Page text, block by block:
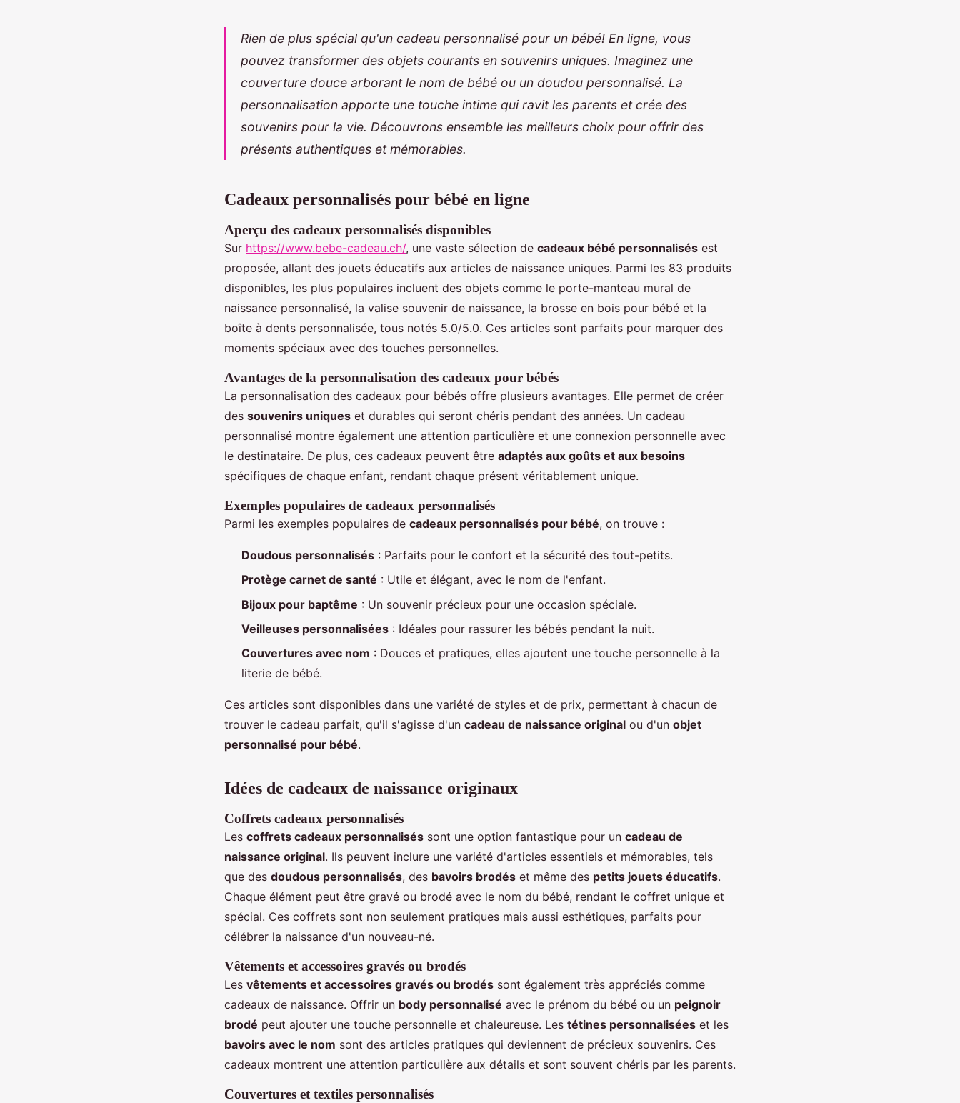
Rien de plus spécial qu'un cadeau personnalisé pour un bébé! En ligne, vous
pouvez transformer des objets courants en souvenirs uniques. Imaginez une
couverture douce arborant le nom de bébé ou un doudou personnalisé. La
personnalisation apporte une touche intime qui ravit les parents et crée des
souvenirs pour la vie. Découvrons ensemble les meilleurs choix pour offrir des
présents authentiques et mémorables.
Cadeaux personnalisés pour bébé en ligne
Aperçu des cadeaux personnalisés disponibles
Sur https://www.bebe-cadeau.ch/, une vaste sélection de cadeaux bébé personnalisés est
proposée, allant des jouets éducatifs aux articles de naissance uniques. Parmi les 83 produits
disponibles, les plus populaires incluent des objets comme le porte-manteau mural de
naissance personnalisé, la valise souvenir de naissance, la brosse en bois pour bébé et la
boîte à dents personnalisée, tous notés 5.0/5.0. Ces articles sont parfaits pour marquer des
moments spéciaux avec des touches personnelles.
Avantages de la personnalisation des cadeaux pour bébés
La personnalisation des cadeaux pour bébés offre plusieurs avantages. Elle permet de créer
des souvenirs uniques et durables qui seront chéris pendant des années. Un cadeau
personnalisé montre également une attention particulière et une connexion personnelle avec
le destinataire. De plus, ces cadeaux peuvent être adaptés aux goûts et aux besoins
spécifiques de chaque enfant, rendant chaque présent véritablement unique.
Exemples populaires de cadeaux personnalisés
Parmi les exemples populaires de cadeaux personnalisés pour bébé, on trouve :
Doudous personnalisés : Parfaits pour le confort et la sécurité des tout-petits.
Protège carnet de santé : Utile et élégant, avec le nom de l'enfant.
Bijoux pour baptême : Un souvenir précieux pour une occasion spéciale.
Veilleuses personnalisées : Idéales pour rassurer les bébés pendant la nuit.
Couvertures avec nom : Douces et pratiques, elles ajoutent une touche personnelle à la
literie de bébé.
Ces articles sont disponibles dans une variété de styles et de prix, permettant à chacun de
trouver le cadeau parfait, qu'il s'agisse d'un cadeau de naissance original ou d'un objet
personnalisé pour bébé.
Idées de cadeaux de naissance originaux
Coffrets cadeaux personnalisés
Les coffrets cadeaux personnalisés sont une option fantastique pour un cadeau de
naissance original. Ils peuvent inclure une variété d'articles essentiels et mémorables, tels
que des doudous personnalisés, des bavoirs brodés et même des petits jouets éducatifs.
Chaque élément peut être gravé ou brodé avec le nom du bébé, rendant le coffret unique et
spécial. Ces coffrets sont non seulement pratiques mais aussi esthétiques, parfaits pour
célébrer la naissance d'un nouveau-né.
Vêtements et accessoires gravés ou brodés
Les vêtements et accessoires gravés ou brodés sont également très appréciés comme
cadeaux de naissance. Offrir un body personnalisé avec le prénom du bébé ou un peignoir
brodé peut ajouter une touche personnelle et chaleureuse. Les tétines personnalisées et les
bavoirs avec le nom sont des articles pratiques qui deviennent de précieux souvenirs. Ces
cadeaux montrent une attention particulière aux détails et sont souvent chéris par les parents.
Couvertures et textiles personnalisés